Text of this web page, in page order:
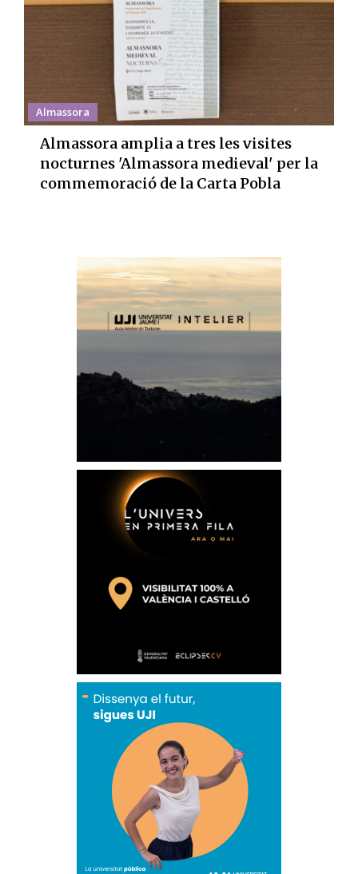
Almassora
Almassora amplia a tres les visites
nocturnes 'Almassora medieval' per la
commemoració de la Carta Pobla